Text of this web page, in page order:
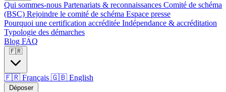
Qui sommes-nous Partenariats & reconnaissances Comité de schéma
(BSC) Rejoindre le comité de schéma Espace presse
Pourquoi une certification accréditée Indépendance & accréditation
Typologie des démarches
Blog FAQ
🇫🇷
🇫🇷 Français 🇬🇧 English
Déposer